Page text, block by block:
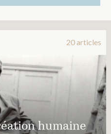
20 articles
humaine